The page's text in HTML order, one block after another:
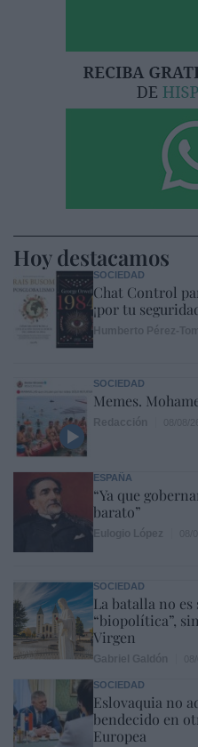
Hoy destacamos
SOCIEDAD
Chat Control
¡por tu
SOCIEDAD
Memes.
ESPAÑA
“Ya que
barato”
SOCIEDAD
La batalla no
“biopolítica”,
Virgen
SOCIEDAD
Eslovaquia no
bendecido en
Europea